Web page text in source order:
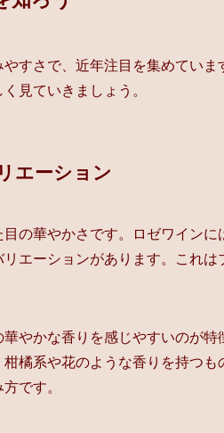
すさで、近年注目を集めてい
見ていきましょう。
エーション
の華やかさです。ロゼワイン
エーションがあります。これ
やかな香りを感じやすいのが
橘系や花のような香りを持つ
です。